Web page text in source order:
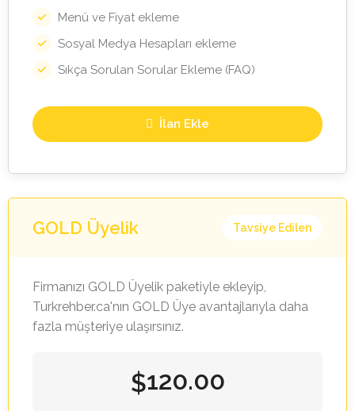
Menü ve Fiyat ekleme
Sosyal Medya Hesapları ekleme
Sıkça Sorulan Sorular Ekleme (FAQ)
İlan Ekle
GOLD Üyelik Tavsiye Edilen
Firmanızı GOLD Üyelik paketiyle ekleyip,
Turkrehber.ca'nın GOLD Üye avantajlarıyla daha
fazla müşteriye ulaşırsınız.
$120.00